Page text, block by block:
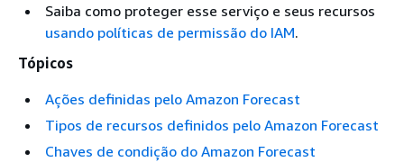
Saiba como proteger esse serviço e seus recursos
usando políticas de permissão do IAM.
Tópicos
Ações definidas pelo Amazon Forecast
Tipos de recursos definidos pelo Amazon Forecast
Chaves de condição do Amazon Forecast